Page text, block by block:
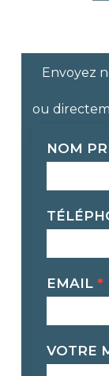
Envoyez
ou
Contact
NOM
EMAIL *
VOTRE